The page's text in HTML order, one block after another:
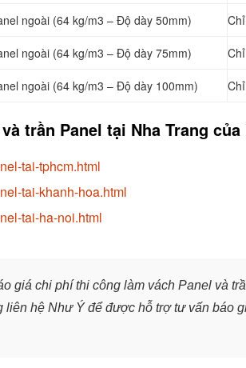
ngoài (64 kg/m3 – Độ dày 50mm)
ngoài (64 kg/m3 – Độ dày 75mm)
ngoài (64 kg/m3 – Độ dày 100mm)
trần Panel tại Nha Trang của
tai-tphcm.html
tai-khanh-hoa.html
tai-ha-noi.html
giá chi phí thi công làm vách Panel và
liên hệ Như Ý để được hỗ trợ tư vấn báo